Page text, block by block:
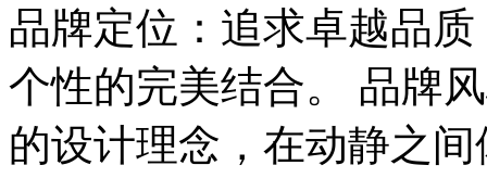
品牌定位：追求卓越品
个性的完美结合。 品牌
的设计理念，在动静之